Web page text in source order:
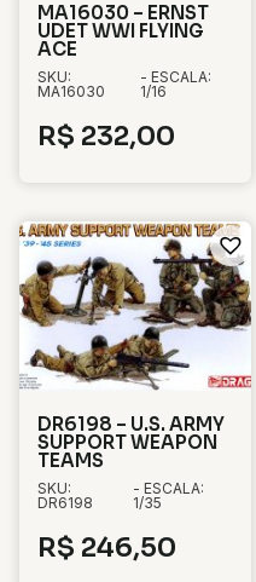
MA16030 – ERNST
UDET WWI FLYING
ACE
SKU:
MA16030
- ESCALA:
1/16
R$ 232,00
DR6198 – U.S. ARMY
SUPPORT WEAPON
TEAMS
SKU:
DR6198
- ESCALA:
1/35
R$ 246,50